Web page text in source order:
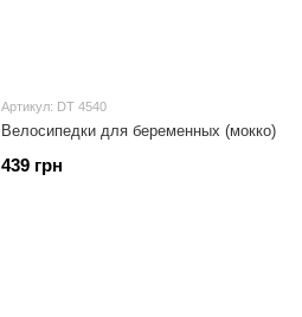
Артикул: DT 4540
Велосипедки для беременных (мокко)
439 грн